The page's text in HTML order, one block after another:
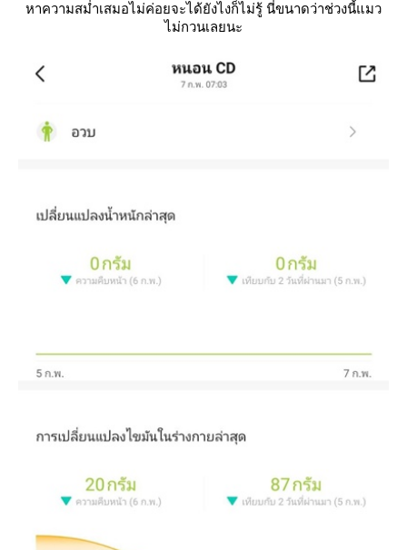
หาความสม่ำเสมอไม่ค่อยจะได้ยังไงก็ไม่รู้ นี่ขนาดว่าช่วงนี้แมว
ไม่กวนเลยนะ